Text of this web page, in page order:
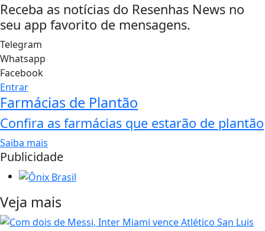
Receba as notícias do Resenhas News no
seu app favorito de mensagens.
Telegram
Whatsapp
Facebook
Entrar
Farmácias de Plantão
Confira as farmácias que estarão de plantão
Saiba mais
Publicidade
Veja mais